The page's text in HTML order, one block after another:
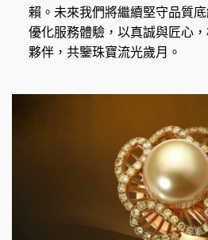
賴。未來我們將繼續堅守品質
優化服務體驗，以真誠與匠心
夥伴，共鑒珠寶流光歲月。